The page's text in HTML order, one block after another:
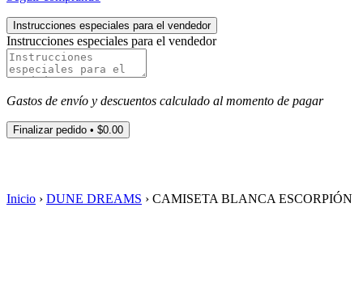
Instrucciones especiales para el vendedor
Instrucciones especiales para el vendedor
Gastos de envío y descuentos calculado al momento de pagar
Finalizar pedido • $0.00
Inicio › DUNE DREAMS › CAMISETA BLANCA ESCORPIÓN